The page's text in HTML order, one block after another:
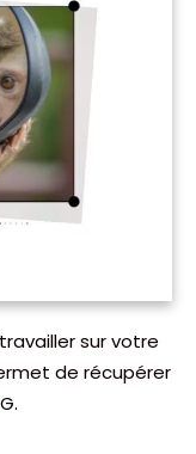
sur votre
de récupérer